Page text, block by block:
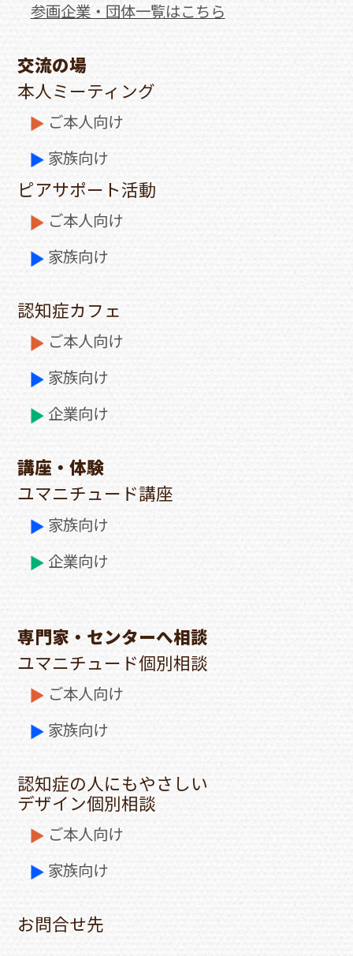
参画企業・団体一覧はこちら
交流の場
本人ミーティング
ご本人向け
家族向け
ピアサポート活動
ご本人向け
家族向け
認知症カフェ
ご本人向け
家族向け
企業向け
講座・体験
ユマニチュード講座
家族向け
企業向け
専門家・センターへ相談
ユマニチュード個別相談
ご本人向け
家族向け
認知症の人にもやさしい
デザイン個別相談
ご本人向け
家族向け
お問合せ先